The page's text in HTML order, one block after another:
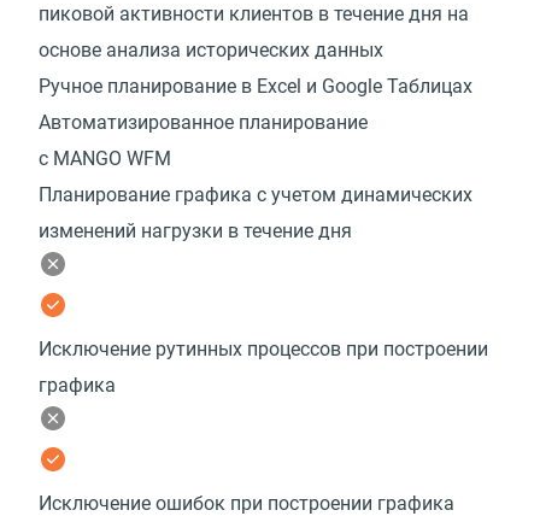
пиковой активности клиентов в течение дня на
основе анализа исторических данных
Ручное планирование в Excel и Google Таблицах
Автоматизированное планирование
с MANGO WFM
Планирование графика с учетом динамических
изменений нагрузки в течение дня
Исключение рутинных процессов при построении
графика
Исключение ошибок при построении графика